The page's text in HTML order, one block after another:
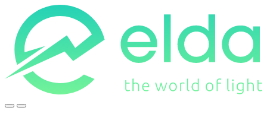
navigation
content